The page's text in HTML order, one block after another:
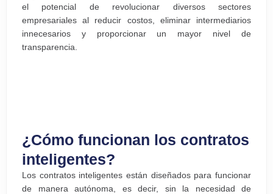
el potencial de revolucionar diversos sectores
empresariales al reducir costos, eliminar intermediarios
innecesarios y proporcionar un mayor nivel de
transparencia.
¿Cómo funcionan los contratos
inteligentes?
Los contratos inteligentes están diseñados para funcionar
de manera autónoma, es decir, sin la necesidad de